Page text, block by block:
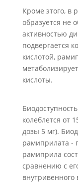
Кроме этого, в
образуется не
активностью
подвергается
кислотой,
кислоты.
колеблется от
дозы 5 мг).
рамиприлата -
рамиприла
сравнению с
внутривенного